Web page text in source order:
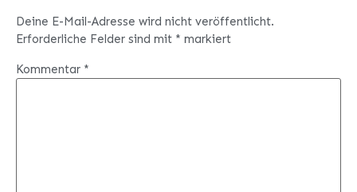
Deine E-Mail-Adresse wird nicht veröffentlicht.
Erforderliche Felder sind mit * markiert
Kommentar *